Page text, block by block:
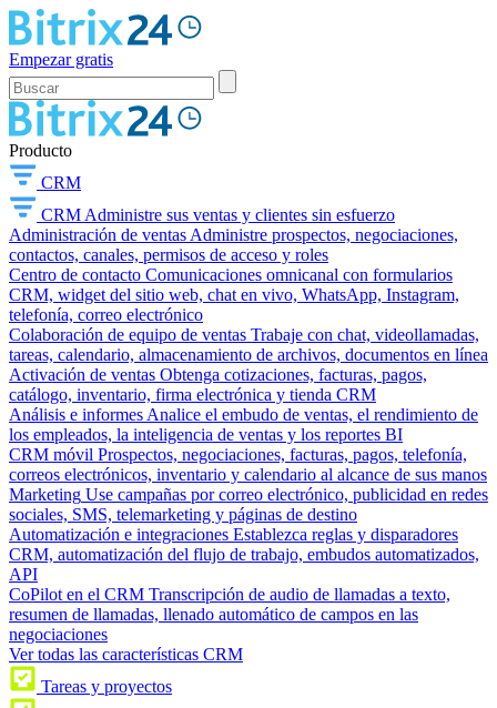
Empezar gratis
Producto
CRM
CRM Administre sus ventas y clientes sin esfuerzo
Administración de ventas Administre prospectos, negociaciones,
contactos, canales, permisos de acceso y roles
Centro de contacto Comunicaciones omnicanal con formularios
CRM, widget del sitio web, chat en vivo, WhatsApp, Instagram,
telefonía, correo electrónico
Colaboración de equipo de ventas Trabaje con chat, videollamadas,
tareas, calendario, almacenamiento de archivos, documentos en línea
Activación de ventas Obtenga cotizaciones, facturas, pagos,
catálogo, inventario, firma electrónica y tienda CRM
Análisis e informes Analice el embudo de ventas, el rendimiento de
los empleados, la inteligencia de ventas y los reportes BI
CRM móvil Prospectos, negociaciones, facturas, pagos, telefonía,
correos electrónicos, inventario y calendario al alcance de sus manos
Marketing Use campañas por correo electrónico, publicidad en redes
sociales, SMS, telemarketing y páginas de destino
Automatización e integraciones Establezca reglas y disparadores
CRM, automatización del flujo de trabajo, embudos automatizados,
API
CoPilot en el CRM Transcripción de audio de llamadas a texto,
resumen de llamadas, llenado automático de campos en las
negociaciones
Ver todas las características CRM
Tareas y proyectos